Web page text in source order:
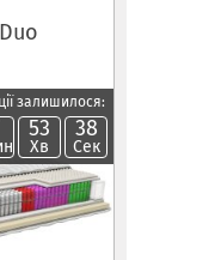
залишилося:
53
Хв
37
Сек